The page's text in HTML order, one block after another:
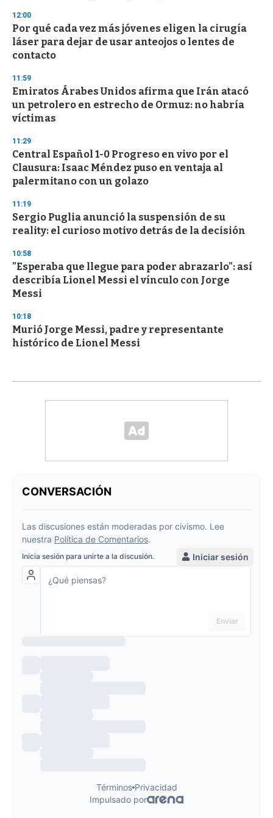
d
s
12:00
Por qué cada vez más jóvenes eligen la cirugía
láser para dejar de usar anteojos o lentes de
contacto
11:59
Emiratos Árabes Unidos afirma que Irán atacó
un petrolero en estrecho de Ormuz: no habría
víctimas
11:29
Central Español 1-0 Progreso en vivo por el
Clausura: Isaac Méndez puso en ventaja al
palermitano con un golazo
11:19
Sergio Puglia anunció la suspensión de su
reality: el curioso motivo detrás de la decisión
10:58
"Esperaba que llegue para poder abrazarlo": así
describía Lionel Messi el vínculo con Jorge
Messi
10:18
Murió Jorge Messi, padre y representante
histórico de Lionel Messi